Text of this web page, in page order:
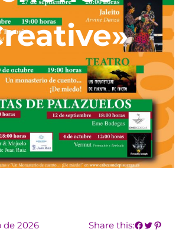
de 2026 Share this: